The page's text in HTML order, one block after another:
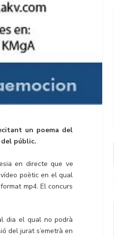
un poema del
públic.
en directe que ve
poètic en el qual
mp4. El concurs
dia el qual no podrà
del jurat s’emetrà en